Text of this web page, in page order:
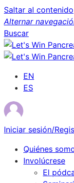
Saltar al contenido
Alternar
Buscar
EN
ES
Iniciar sesión/
Quiénes
Involúcrese
El